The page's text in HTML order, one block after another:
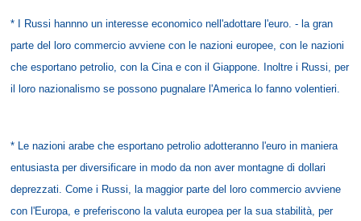
* I Russi hannno un interesse economico nell'adottare l'euro. - la gran
parte del loro commercio avviene con le nazioni europee, con le nazioni
che esportano petrolio, con la Cina e con il Giappone. Inoltre i Russi, per
il loro nazionalismo se possono pugnalare l'America lo fanno volentieri.
* Le nazioni arabe che esportano petrolio adotteranno l'euro in maniera
entusiasta per diversificare in modo da non aver montagne di dollari
deprezzati. Come i Russi, la maggior parte del loro commercio avviene
con l'Europa, e preferiscono la valuta europea per la sua stabilità, per